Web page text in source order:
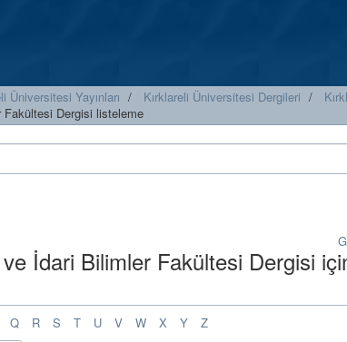
Üniversitesi Yayınları Kırklareli Üniversitesi Dergileri
Fakültesi Dergisi listeleme
ve İdari Bilimler Fakültesi Dergisi
Q R S T U V W X Y Z